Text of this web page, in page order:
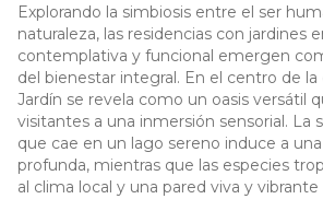
Explorando la simbiosis entre el ser
naturaleza, las residencias con jardines
contemplativa y funcional emergen
del bienestar integral. En el centro de la
Jardín se revela como un oasis versátil
visitantes a una inmersión sensorial. La
que cae en un lago sereno induce a
profunda, mientras que las especies
al clima local y una pared viva y